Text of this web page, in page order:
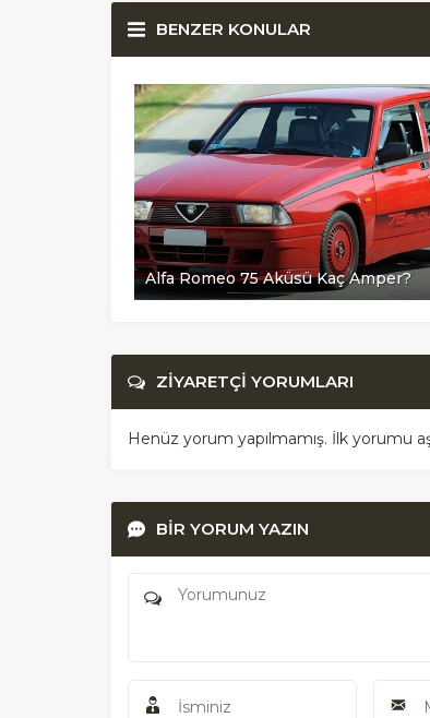
BENZER KONULAR
Alfa Romeo 75 Aküsü Kaç Amper?
ZİYARETÇİ YORUMLARI
Henüz yorum yapılmamış. İlk yorumu
BİR YORUM YAZIN